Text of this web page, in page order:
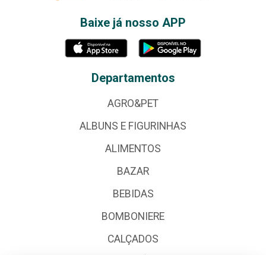
Baixe já nosso APP
Departamentos
AGRO&PET
ALBUNS E FIGURINHAS
ALIMENTOS
BAZAR
BEBIDAS
BOMBONIERE
CALÇADOS